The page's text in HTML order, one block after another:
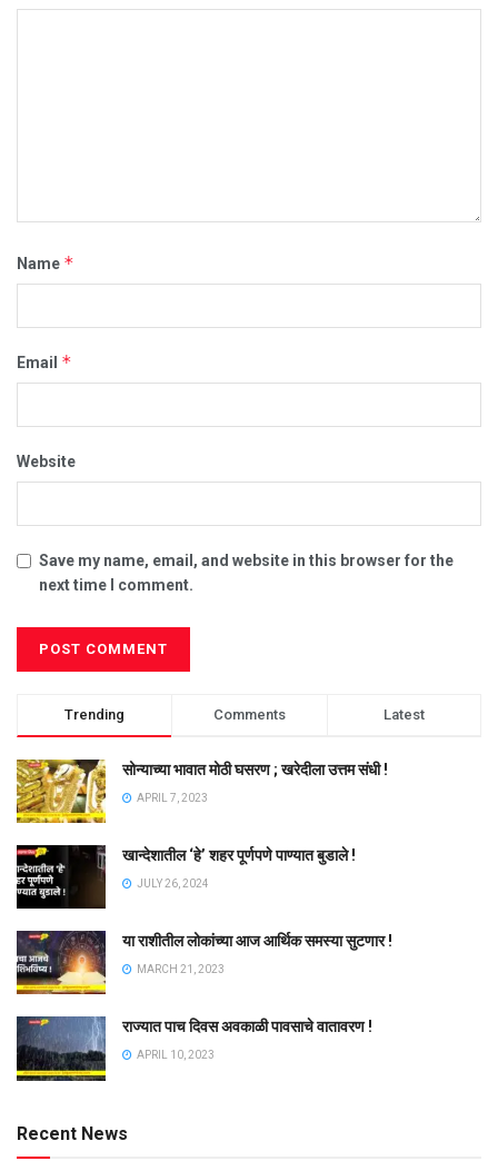
Name *
Email *
Website
Save my name, email, and website in this browser for the
next time I comment.
Trending Comments Latest
सोन्याच्या भावात मोठी घसरण ; खरेदीला उत्तम संधी !
APRIL 7, 2023
खान्देशातील ‘हे’ शहर पूर्णपणे पाण्यात बुडाले !
JULY 26, 2024
या राशीतील लोकांच्या आज आर्थिक समस्या सुटणार !
MARCH 21, 2023
राज्यात पाच दिवस अवकाळी पावसाचे वातावरण !
APRIL 10, 2023
Recent News